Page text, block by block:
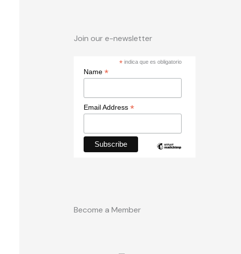
Join our e-newsletter
*indica que es obligatorio
Name *
Email Address *
Become a Member